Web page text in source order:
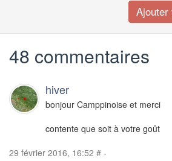
48 commentaires
hiver
bonjour Camppinoise et merci
contente que soit à votre goût
29 février 2016, 16:52 # -